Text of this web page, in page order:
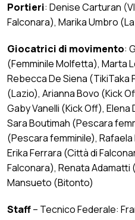
Portieri: Denise Carturan
Falconara), Marika Umbro
Giocatrici di movimento:
(Femminile Molfetta), Marta
Rebecca De Siena (TikiTaka
(Lazio), Arianna Bovo (Kick
Gaby Vanelli (Kick Off),
Sara Boutimah (Pescara
(Pescara femminile), Rafaela
Erika Ferrara (Città di
Falconara), Renata
Mansueto (Bitonto)
Staff– Tecnico Federale: